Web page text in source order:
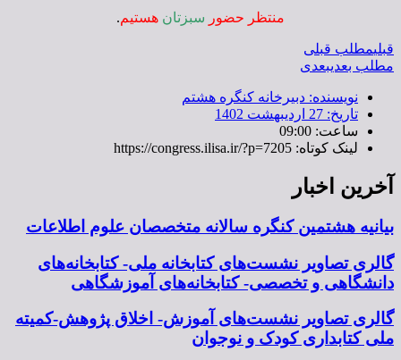
منتظر حضور سبزتان هستیم.
قبلیمطلب قبلی
مطلب بعدیبعدی
نویسنده: دبیرخانه کنگره هشتم
تاریخ: 27 اردیبهشت 1402
ساعت: 09:00
لینک کوتاه: https://congress.ilisa.ir/?p=7205
آخرین اخبار
بیانیه هشتمین کنگره سالانه متخصصان علوم اطلاعات
گالری تصاویر نشست‌های کتابخانه ملی- کتابخانه‌های
دانشگاهی و تخصصی- کتابخانه‌های آموزشگاهی
گالری تصاویر نشست‌های آموزش- اخلاق پژوهش-کمیته
ملی کتابداری کودک و نوجوان